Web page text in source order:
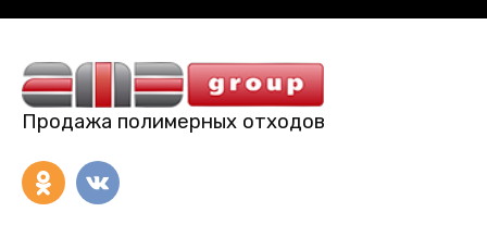
Продажа полимерных отходов